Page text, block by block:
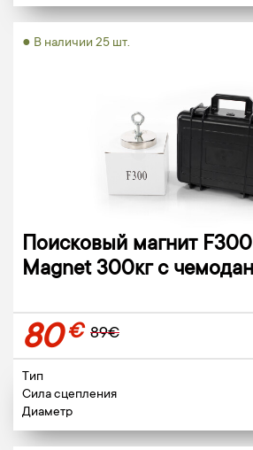
● В наличии 25 шт.
Поисковый магнит
Magnet 300кг c
80€ 89€
Тип
Сила сцепления
Диаметр